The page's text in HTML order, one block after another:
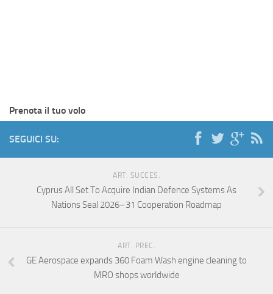
Prenota il tuo volo
SEGUICI SU:
ART. SUCCES.
Cyprus All Set To Acquire Indian Defence Systems As
Nations Seal 2026–31 Cooperation Roadmap
ART. PREC.
GE Aerospace expands 360 Foam Wash engine cleaning to
MRO shops worldwide